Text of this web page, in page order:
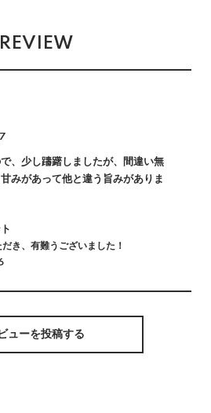
REVIEW
、少し躊躇しましたが、間違い無
みがあって他と違う旨みがありま
き、有難うございました！
ューを投稿する